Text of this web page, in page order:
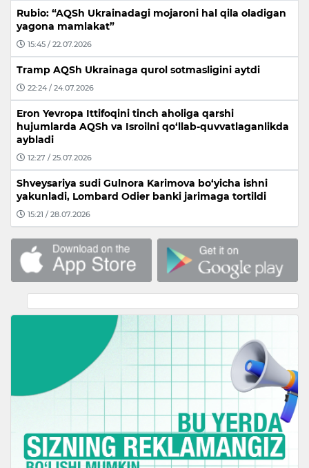
Rubio: “AQSh Ukrainadagi mojaroni hal qila oladigan
yagona mamlakat”
15:45 / 22.07.2026
Tramp AQSh Ukrainaga qurol sotmasligini aytdi
22:24 / 24.07.2026
Eron Yevropa Ittifoqini tinch aholiga qarshi
hujumlarda AQSh va Isroilni qo‘llab-quvvatlaganlikda
aybladi
12:27 / 25.07.2026
Shveysariya sudi Gulnora Karimova bo‘yicha ishni
yakunladi, Lombard Odier banki jarimaga tortildi
15:21 / 28.07.2026